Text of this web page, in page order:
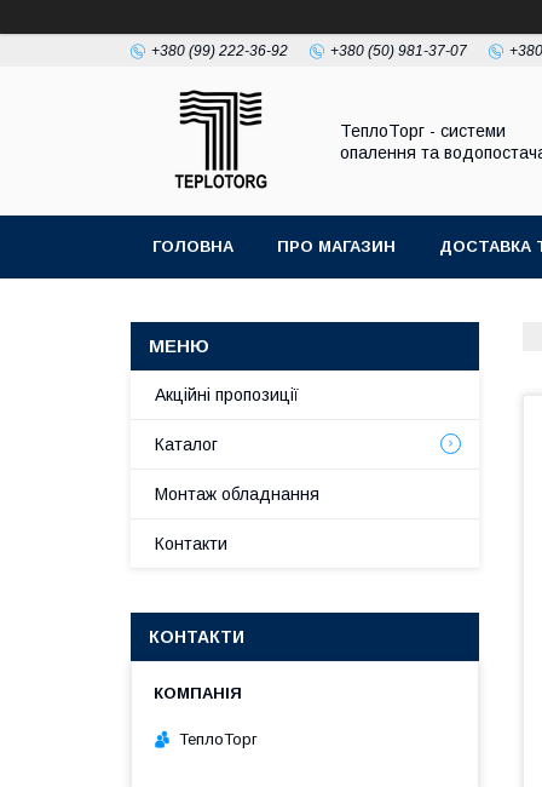
+380 (99) 222-36-92 +380 (50) 981-37-07
ТеплоТорг - системи
опалення та
ГОЛОВНА ПРО МАГАЗИН ДОСТАВКА
Акційні пропозиції
Каталог
Монтаж обладнання
Контакти
КОНТАКТИ
ТеплоТорг